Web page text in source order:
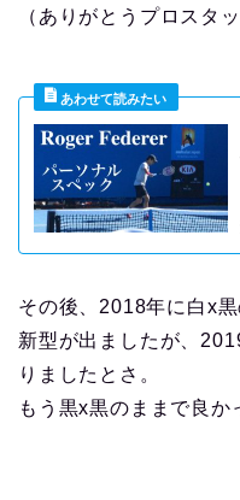
（ありがとうプロスタッ
その後、2018年に白x
新型が出ましたが、
りましたとさ。
もう黒x黒のままで良か